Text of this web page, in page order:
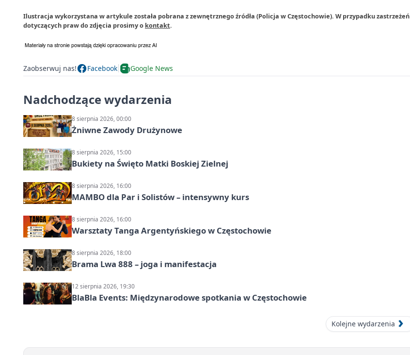
Ilustracja wykorzystana w artykule została pobrana z zewnętrznego źródła (Policja w Częstochowie). W przypadku zastrzeżeń
dotyczących praw do zdjęcia prosimy o kontakt.
Zaobserwuj nas! Facebook Google News
Nadchodzące wydarzenia
8 sierpnia 2026, 00:00
Żniwne Zawody Drużynowe
8 sierpnia 2026, 15:00
Bukiety na Święto Matki Boskiej Zielnej
8 sierpnia 2026, 16:00
MAMBO dla Par i Solistów – intensywny kurs
8 sierpnia 2026, 16:00
Warsztaty Tanga Argentyńskiego w Częstochowie
8 sierpnia 2026, 18:00
Brama Lwa 888 – joga i manifestacja
12 sierpnia 2026, 19:30
BlaBla Events: Międzynarodowe spotkania w Częstochowie
Kolejne wydarzenia